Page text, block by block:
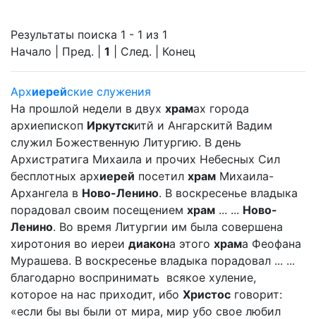
Результаты поиска 1 - 1 из 1
Начало | Пред. | 1 | След. | Конец
Архиерейские служения
На прошлой недели в двух храмах города
архиепископ Иркутскитй и Ангарскитй Вадим
служил Божественную Литургию. В день
Архистратига Михаила и прочих Небесных Сил
бесплотных архиерей посетил храм Михаила-
Архангела в Ново-Ленино. В воскресенье владыка
порадовал своим посещением храм ... ... Ново-
Ленино. Во время Литургии им была совершена
хиротония во иереи диакона этого храма Феофана
Мурашева. В воскресенье владыка порадовал ... ...
благодарно воспринимать всякое хуление,
которое на нас приходит, ибо Христос говорит:
«если бы вы были от мира, мир убо свое любил